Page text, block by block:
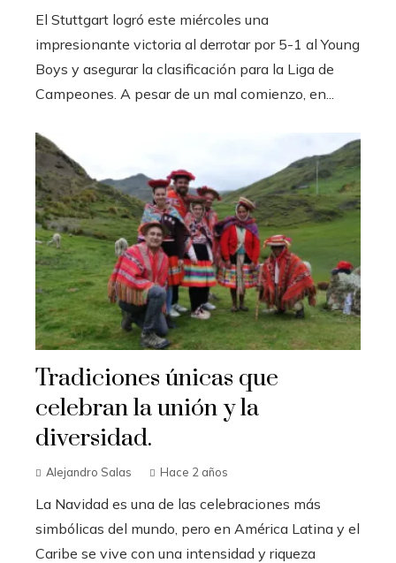
El Stuttgart logró este miércoles una
impresionante victoria al derrotar por 5-1 al Young
Boys y asegurar la clasificación para la Liga de
Campeones. A pesar de un mal comienzo, en...
Tradiciones únicas que
celebran la unión y la
diversidad.
Alejandro Salas Hace 2 años
La Navidad es una de las celebraciones más
simbólicas del mundo, pero en América Latina y el
Caribe se vive con una intensidad y riqueza